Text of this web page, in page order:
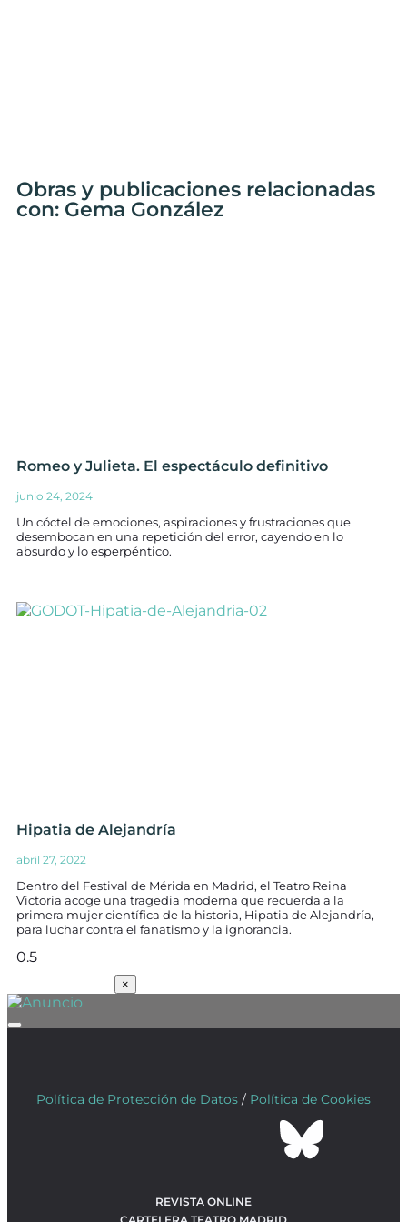
Obras y publicaciones relacionadas
con: Gema González
Romeo y Julieta. El espectáculo definitivo
junio 24, 2024
Un cóctel de emociones, aspiraciones y frustraciones que
desembocan en una repetición del error, cayendo en lo
absurdo y lo esperpéntico.
Hipatia de Alejandría
abril 27, 2022
Dentro del Festival de Mérida en Madrid, el Teatro Reina
Victoria acoge una tragedia moderna que recuerda a la
primera mujer científica de la historia, Hipatia de Alejandría,
para luchar contra el fanatismo y la ignorancia.
×
Política de Protección de Datos / Política de Cookies
REVISTA ONLINE